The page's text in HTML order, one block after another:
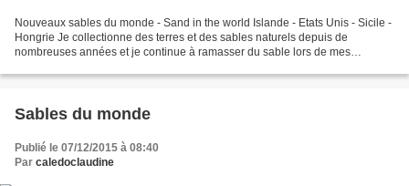
Nouveaux sables du monde - Sand in the world Islande - Etats Unis - Sicile -
Hongrie Je collectionne des terres et des sables naturels depuis de
nombreuses années et je continue à ramasser du sable lors de mes
Sables du monde
Publié le 07/12/2015 à 08:40
Par caledoclaudine